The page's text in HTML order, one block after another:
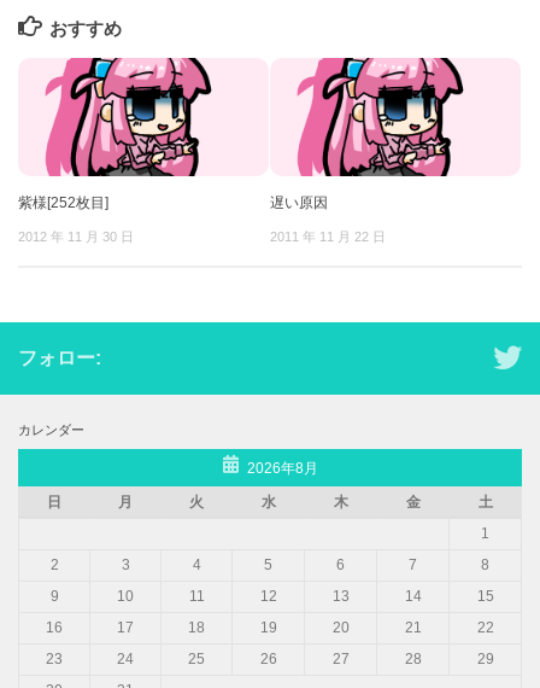
おすすめ
紫様[252枚目]
2012 年 11 月 30 日
遅い原因
2011 年 11 月 22 日
フォロー:
カレンダー
2026年8月
日
月 火 水 木 金
土
1
2
3 4 5 6 7
8
9
10 11 12 13 14
15
16
17 18 19 20 21
22
23
24 25 26 27 28
29